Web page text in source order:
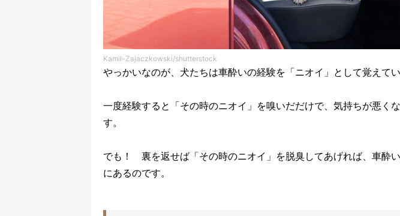
Kamil-Zajaczkowski/shutterstock
やっかいなのが、犬たちは車酔いの経験を「ニオイ」として覚えてい
一度経験すると「その時のニオイ」を嗅いだだけで、気持ちが悪く
す。
でも！ 裏を返せば「その時のニオイ」を脱臭してあげれば、車酔
にあるのです。